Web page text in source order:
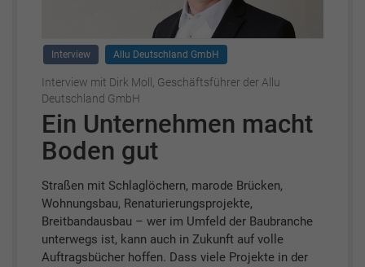
Interview Allu Deutschland GmbH
Interview mit Dirk Moll, Geschäftsführer der Allu
Deutschland GmbH
Ein Unternehmen macht
Boden gut
Straßen mit Schlaglöchern, marode Brücken,
Wohnungsbau, Renaturierungsprojekte,
Breitbandausbau – wer im Umfeld der Baubranche
unterwegs ist, kann auch in Zukunft auf volle
Auftragsbücher hoffen. Dass viele Projekte in der